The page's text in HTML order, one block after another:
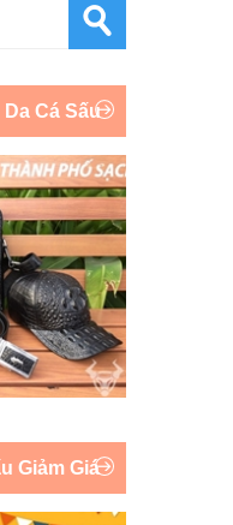
Cá Sấu
Giảm Giá